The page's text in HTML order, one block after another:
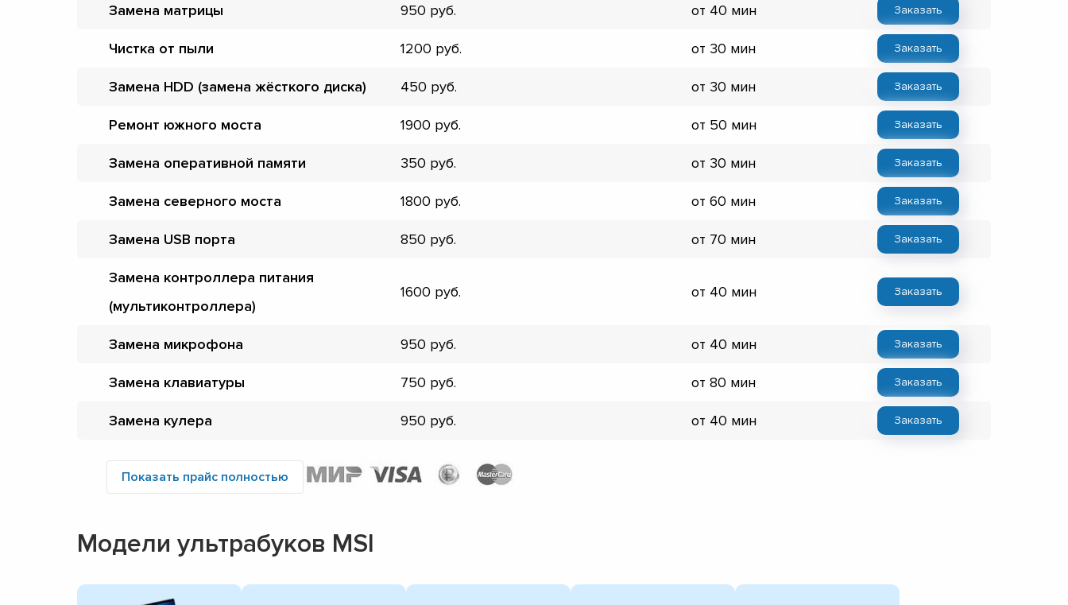
Замена матрицы 950 от 40 мин Заказать
Чистка от пыли 1200 от 30 мин Заказать
Замена HDD (замена жёсткого диска) 450 от 30 мин Заказать
Ремонт южного моста 1900 от 50 мин Заказать
Замена оперативной памяти 350 от 30 мин Заказать
Замена северного моста 1800 от 60 мин Заказать
Замена USB порта 850 от 70 мин Заказать
Замена контроллера питания
(мультиконтроллера)
1600 от 40 мин Заказать
Замена микрофона 950 от 40 мин Заказать
Замена клавиатуры 750 от 80 мин Заказать
Замена кулера 950 от 40 мин Заказать
Показать прайс полностью
Модели ультрабуков MSI